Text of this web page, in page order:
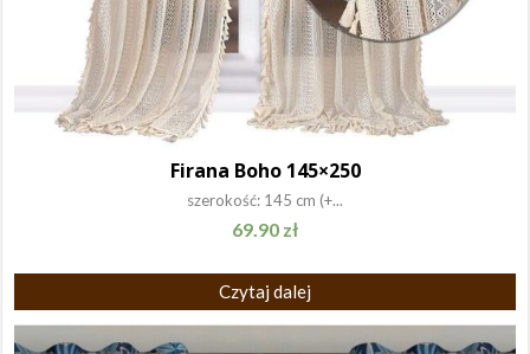
Firana Boho 145×250
szerokość: 145 cm (+...
69.90 zł
Czytaj dalej